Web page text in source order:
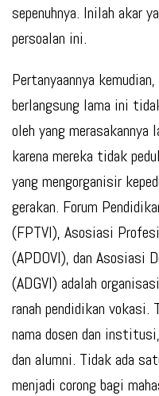
sepenuhnya. Inilah akar
persoalan ini.
Pertanyaannya
berlangsung lama ini
oleh yang merasakannya
karena mereka tidak
yang mengorganisir
gerakan. Forum
(FPTVI), Asosiasi
(APDOVI), dan Asosiasi
(ADGVI) adalah
ranah pendidikan vokasi.
nama dosen dan
dan alumni. Tidak ada
menjadi corong bagi